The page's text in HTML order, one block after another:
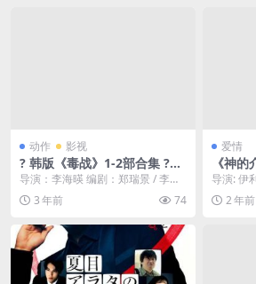
动作 影视
? 韩版《毒战》1-2部合集 ?动
作犯罪 BD1080P 自压制内嵌
无水印中字 ?
导演：李海暎 编剧：郑瑞景 / 李海
暎 主演：赵震雄 / 柳俊烈 / 金柱赫
/... 3 年前 74
爱情
《神
阿里云
2)
导演: 伊
(台) / 神
2 年前